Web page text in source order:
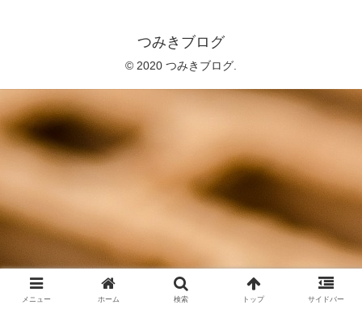
つみきブログ
© 2020 つみきブログ.
メニュー ホーム 検索 トップ サイドバー